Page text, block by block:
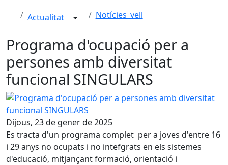
Actualitat Notícies_vell
Programa d'ocupació per a
persones amb diversitat
funcional SINGULARS
Programa d'ocupació per a persones amb diversitat
Dijous, 23 de gener de 2025
Es tracta d'un programa complet per a joves d'entre 16
i 29 anys no ocupats i no intefgrats en els sistemes
d'educació, mitjançant formació, orientació i